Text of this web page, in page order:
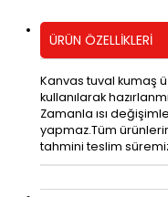
ÜRÜN ÖZELLIKLERI
Kanvas tuval kumaş
kullanılarak
Zamanla ısı
yapmaz.Tüm
tahmini teslim